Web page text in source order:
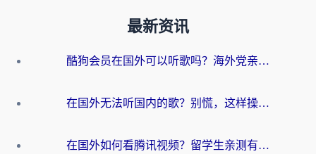
最新资讯
酷狗会员在国外可以听歌吗？海外党亲测有效：3步解决音乐权限难题
在国外无法听国内的歌？别慌，这样操作就能畅听QQ音乐（附亲测加速器推荐）
在国外如何看腾讯视频？留学生亲测有效的回国加速方案